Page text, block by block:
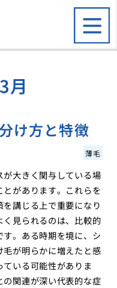
月
け方と特徴
薄毛
大きく関与している場
があります。これらを
講じる上で重要になり
見られるのは、比較的
。ある時期を境に、シ
が明らかに増えたと感
いる可能性がありま
関連が深い代表的な症